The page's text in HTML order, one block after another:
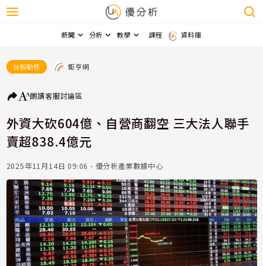
新聞 分析 教學 課程 資料庫
台股動態 鉅亨網
朗讀客服討論區
外資大砍604億、自營商翻空 三大法人聯手
賣超838.4億元
2025年11月14日 09:06 - 優分析產業數據中心